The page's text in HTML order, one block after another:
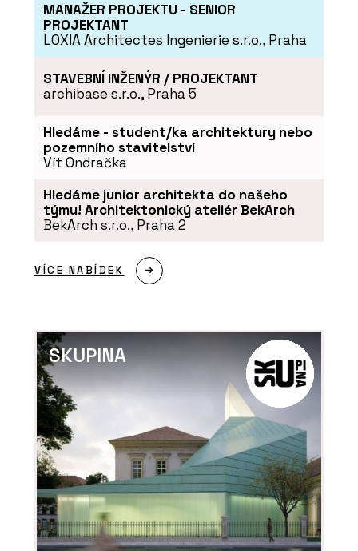
MANAŽER PROJEKTU - SENIOR
PROJEKTANT
LOXIA Architectes Ingenierie s.r.o., Praha
STAVEBNÍ INŽENÝR / PROJEKTANT
archibase s.r.o., Praha 5
Hledáme - student/ka architektury nebo
pozemního stavitelství
Vít Ondračka
Hledáme junior architekta do našeho
týmu! Architektonický ateliér BekArch
BekArch s.r.o., Praha 2
VÍCE NABÍDEK
SKUPINA